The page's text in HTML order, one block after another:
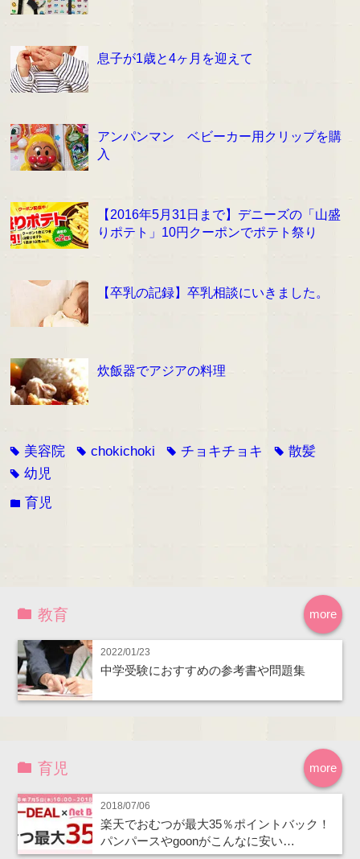
息子が1歳と4ヶ月を迎えて
アンパンマン ベビーカー用クリップを購
入
【2016年5月31日まで】デニーズの「山盛
りポテト」10円クーポンでポテト祭り
【卒乳の記録】卒乳相談にいきました。
炊飯器でアジアの料理
tag 美容院 tagchokichoki tag チョキチョキ tag散髪
tag幼児
folder 育児
more
教育
2022/01/23
中学受験におすすめの参考書や問題集
more
育児
2018/07/06
楽天でおむつが最大35％ポイントバック！
パンパースやgoonがこんなに安い…